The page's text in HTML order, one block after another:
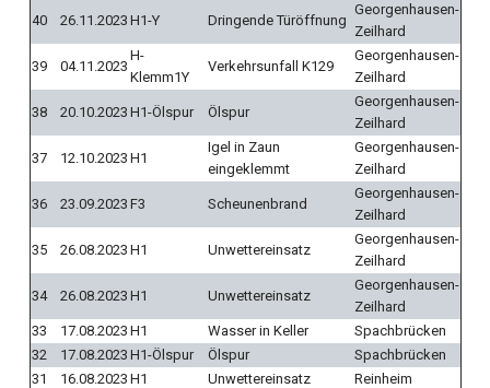
40 26.11.2023 H1-Y Dringende Türöffnung
Georgenhausen-
Zeilhard
39 04.11.2023
H-
Klemm1Y
Verkehrsunfall K129
Georgenhausen-
Zeilhard
38 20.10.2023 H1-Ölspur Ölspur
Georgenhausen-
Zeilhard
37 12.10.2023 H1
Igel in Zaun
eingeklemmt
Georgenhausen-
Zeilhard
36 23.09.2023 F3 Scheunenbrand
Georgenhausen-
Zeilhard
35 26.08.2023 H1 Unwettereinsatz
Georgenhausen-
Zeilhard
34 26.08.2023 H1 Unwettereinsatz
Georgenhausen-
Zeilhard
33
17.08.2023 H1 Wasser in Keller
Spachbrücken
32
17.08.2023 H1-Ölspur Ölspur
Spachbrücken
31
16.08.2023 H1 Unwettereinsatz
Reinheim